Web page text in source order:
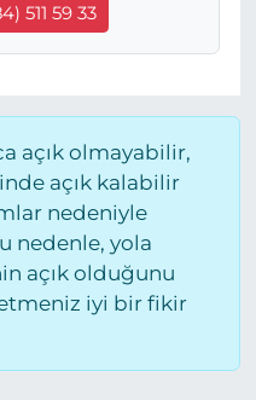
511 59 33
açık olmayabilir,
açık kalabilir
nedeniyle
nedenle, yola
açık olduğunu
iyi bir fikir